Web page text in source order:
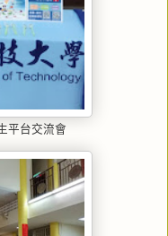
平台交流會